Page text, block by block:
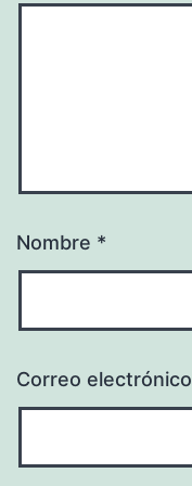
Nombre *
Correo electrónico